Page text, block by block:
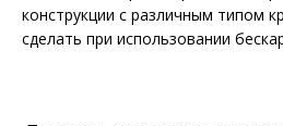
конструкции с различным типом
сделать при использовании